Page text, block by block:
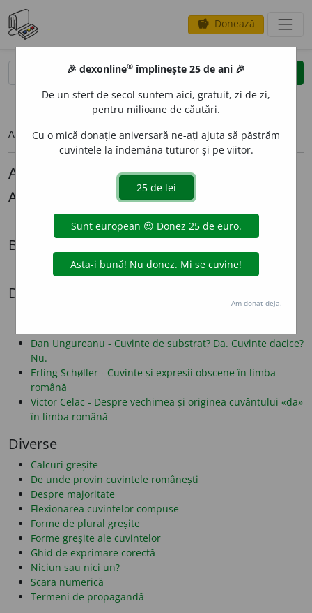
savings Donează
opțiuni
Articolul pe care îl căutați nu există.
Alte articole lingvistice
Alexandru Graur
Mi-ar *place
Biografii
Radiografia unei expatrieri - Cazul Lazăr Șăineanu
Dezbateri
Dan Ungureanu - Cuvinte de substrat? Da. Cuvinte dacice?
Nu.
Erling Schøller - Cuvinte și expresii obscene în limba
română
Victor Celac - Despre vechimea și originea cuvântului «da»
în limba română
Diverse
Calcuri greșite
De unde provin cuvintele românești
Despre majoritate
Flexionarea cuvintelor compuse
Forme de plural greșite
Forme greșite ale cuvintelor
Ghid de exprimare corectă
Niciun sau nici un?
Scara numerică
Termeni de propagandă
🎉 dexonline® împlinește 25 de ani 🎉
De un sfert de secol suntem aici, gratuit, zi de zi,
pentru milioane de căutări.
Cu o mică donație aniversară ne-ați ajuta să păstrăm
cuvintele la îndemâna tuturor și pe viitor.
Am donat deja.